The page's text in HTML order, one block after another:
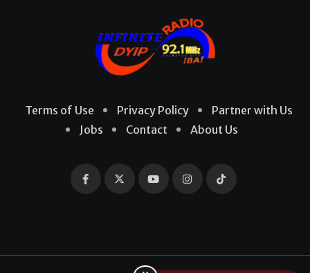
Terms of Use Privacy Policy
Partner with Us
Jobs
Contact About Us